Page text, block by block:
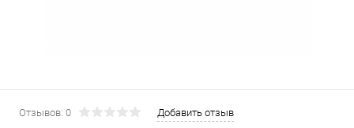
Отзывов: 0
Добавить отзыв